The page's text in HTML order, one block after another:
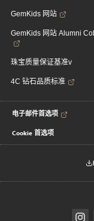
GemKids 网站
GemKids 网站 Alumni
珠宝质量保证基准v
4C 钻石品质标准
电子邮件首选项
Cookie 首选项